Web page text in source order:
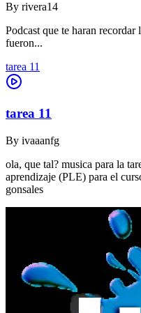
By rivera14
Podcast que te haran recordar
fueron...
tarea 11
tarea 11
By ivaaanfg
ola, que tal? musica para la
aprendizaje (PLE) para el
gonsales